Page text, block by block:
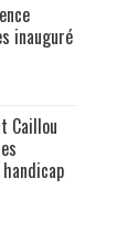
inauguré
Caillou